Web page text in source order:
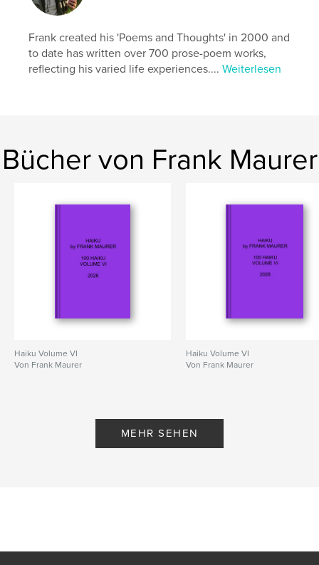
Frank created his 'Poems and Thoughts' in 2000 and
to date has written over 700 prose-poem works,
reflecting his varied life experiences....Weiterlesen
Bücher von Frank Maurer
Haiku Volume VI
Von Frank Maurer
Haiku Volume VI
Von Frank Maurer
MEHR SEHEN